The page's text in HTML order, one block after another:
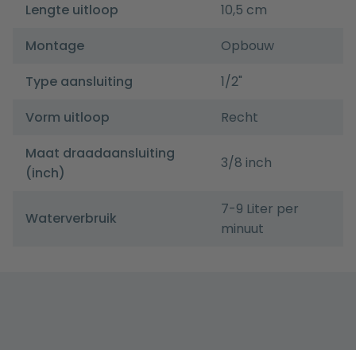
Lengte uitloop
10,5 cm
Montage
Opbouw
Type aansluiting
1/2"
Vorm uitloop
Recht
Maat draadaansluiting
(inch)
3/8 inch
Waterverbruik
7-9 Liter per
minuut